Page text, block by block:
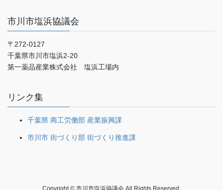
市川市塩浜協議会
〒272-0127
千葉県市川市塩浜2-20
第一薬品産業株式会社 塩浜工場内
リンク集
千葉県 商工労働部 産業振興課
市川市 街づくり部 街づくり推進課
Copyright © 市川市塩浜協議会 All Rights Reserved.